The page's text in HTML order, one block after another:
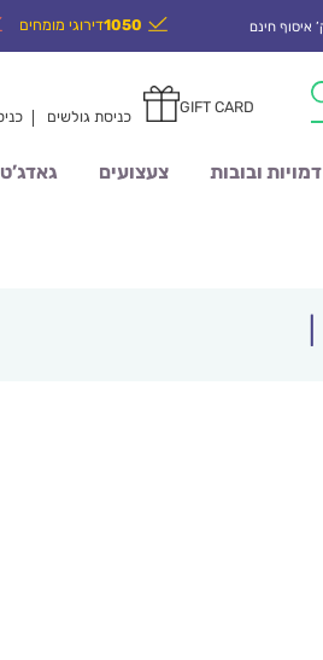
1050דירוגי מומחים
GIFT CARD כניסת גולשים
דמויות ובובות צעצועים